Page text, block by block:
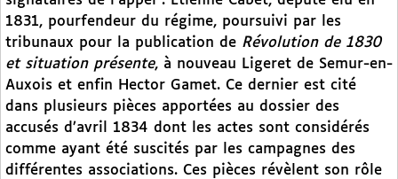
1831, pourfendeur du régime, poursuivi par les
tribunaux pour la publication de Révolution de 1830
et situation présente, à nouveau Ligeret de Semur-en-
Auxois et enfin Hector Gamet. Ce dernier est cité
dans plusieurs pièces apportées au dossier des
accusés d’avril 1834 dont les actes sont considérés
comme ayant été suscités par les campagnes des
différentes associations. Ces pièces révèlent son rôle